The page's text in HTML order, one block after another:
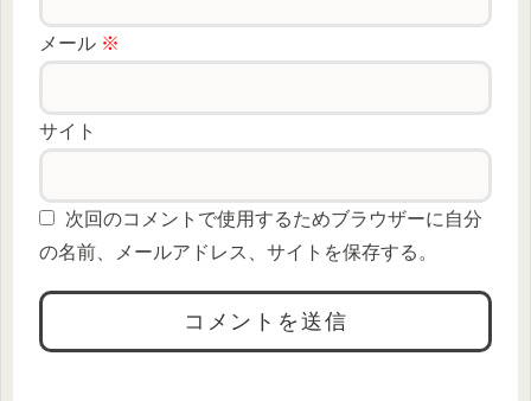
メール ※
サイト
次回のコメントで使用するためブラウザーに自分
の名前、メールアドレス、サイトを保存する。